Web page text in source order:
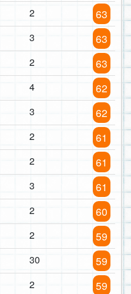
2 63
3 63
2 63
4 62
3 62
2 61
2 61
3 61
2 60
2 59
30 59
2 59